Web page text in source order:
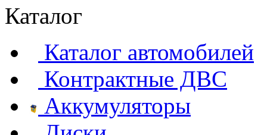
Каталог
Каталог автомобилей
Контрактные ДВС
Аккумуляторы